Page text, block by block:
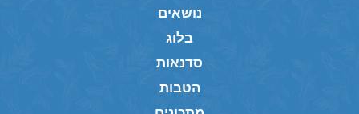
נושאים
בלוג
סדנאות
הטבות